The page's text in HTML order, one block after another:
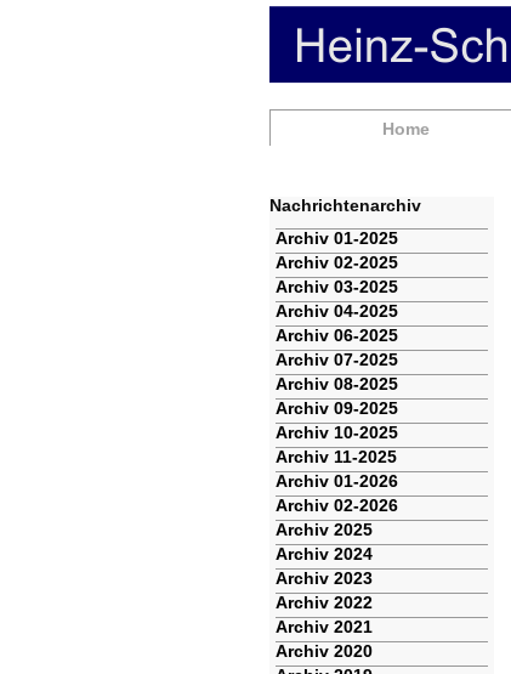
Navigation
Home
Nachrichtenarchiv
Navigation
überspringen
Archiv 01-2025
Archiv 02-2025
Archiv 03-2025
Archiv 04-2025
Archiv 06-2025
Archiv 07-2025
Archiv 08-2025
Archiv 09-2025
Archiv 10-2025
Archiv 11-2025
Archiv 01-2026
Archiv 02-2026
Archiv 2025
Archiv 2024
Archiv 2023
Archiv 2022
Archiv 2021
Archiv 2020